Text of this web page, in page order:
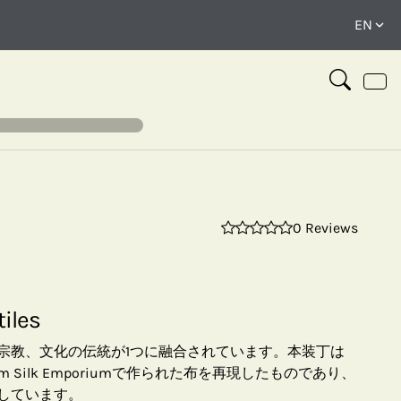
0 Reviews
教、文化の伝統が1つに融合されています。本装丁は
Silk Emporiumで作られた布を再現したものであり、
ています。